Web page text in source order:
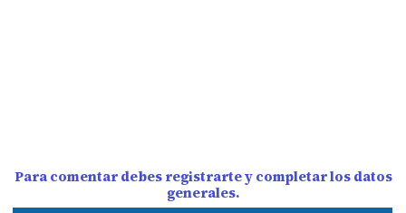
Para comentar debes registrarte y completar los datos
generales.